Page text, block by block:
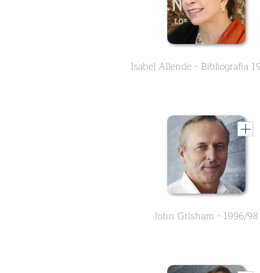
John Grisham - 1996/98